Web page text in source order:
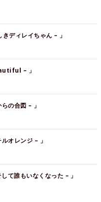
ディレイちゃん – 」
– 」
の合図 – 」
オレンジ – 」
て誰もいなくなった – 」